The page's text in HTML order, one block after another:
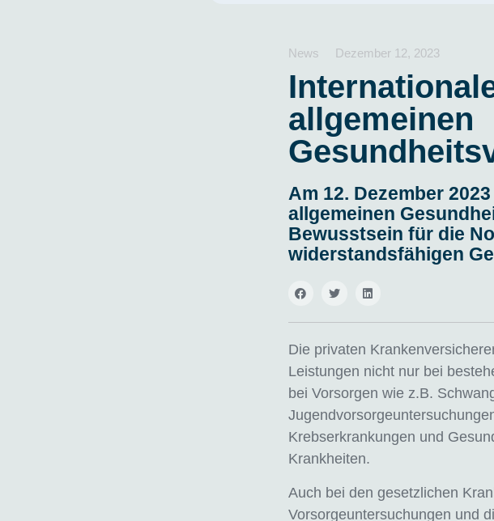
News Dezember 12, 2023
allgemeinen
Am 12. Dezember
allgemeinen
Bewusstsein für die
widerstandsfähigen
Die privaten
Leistungen nicht nur bei
bei Vorsorgen wie z.B.
Krebserkrankungen und
Krankheiten.
Auch bei den gesetzlichen
Vorsorgeuntersuchungen und